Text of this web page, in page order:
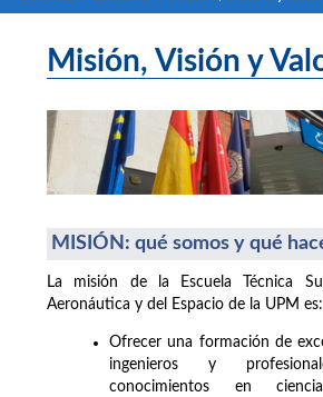
Misión, Visión y
MISIÓN: qué somos y qué
La misión de la Escuela Técnica
Aeronáutica y del Espacio de la UPM es:
Ofrecer una formación de
ingenieros y
conocimientos en